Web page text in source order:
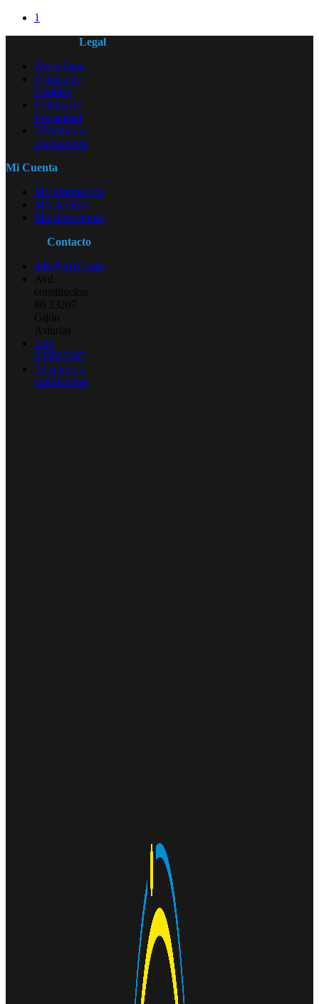
1
Legal
Aviso legal
Política de
Cookies
Política de
Privacidad
Términos y
condiciones
Mi Cuenta
Mi información
Mis pedidos
Mis direcciones
Contacto
info@e1rc.com
Avd.
constitucion
80 33207
Gijón
Asturias
Telf:
633605607
Términos y
condiciones